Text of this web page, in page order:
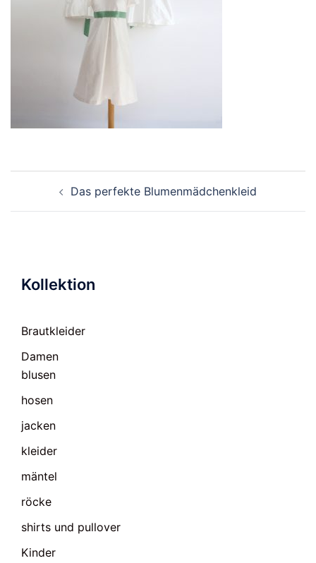
Das perfekte Blumenmädchenkleid
Kollektion
Brautkleider
Damen
blusen
hosen
jacken
kleider
mäntel
röcke
shirts und pullover
Kinder